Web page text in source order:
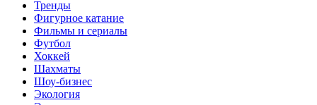
Тренды
Фигурное катание
Фильмы и сериалы
Футбол
Хоккей
Шахматы
Шоу-бизнес
Экология